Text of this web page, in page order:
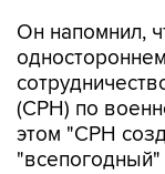
Он напомнил,
(СРН) по
этом "CPH